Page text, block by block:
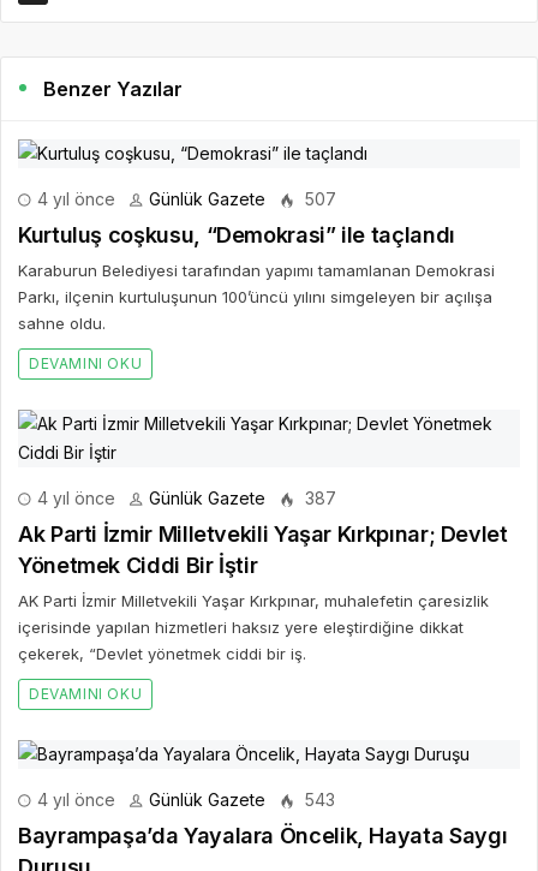
Benzer Yazılar
4 yıl önce Günlük Gazete 507
Kurtuluş coşkusu, “Demokrasi” ile taçlandı
Karaburun Belediyesi tarafından yapımı tamamlanan Demokrasi
Parkı, ilçenin kurtuluşunun 100’üncü yılını simgeleyen bir açılışa
sahne oldu.
DEVAMINI OKU
4 yıl önce Günlük Gazete 387
Ak Parti İzmir Milletvekili Yaşar Kırkpınar; Devlet
Yönetmek Ciddi Bir İştir
AK Parti İzmir Milletvekili Yaşar Kırkpınar, muhalefetin çaresizlik
içerisinde yapılan hizmetleri haksız yere eleştirdiğine dikkat
çekerek, “Devlet yönetmek ciddi bir iş.
DEVAMINI OKU
4 yıl önce Günlük Gazete 543
Bayrampaşa’da Yayalara Öncelik, Hayata Saygı